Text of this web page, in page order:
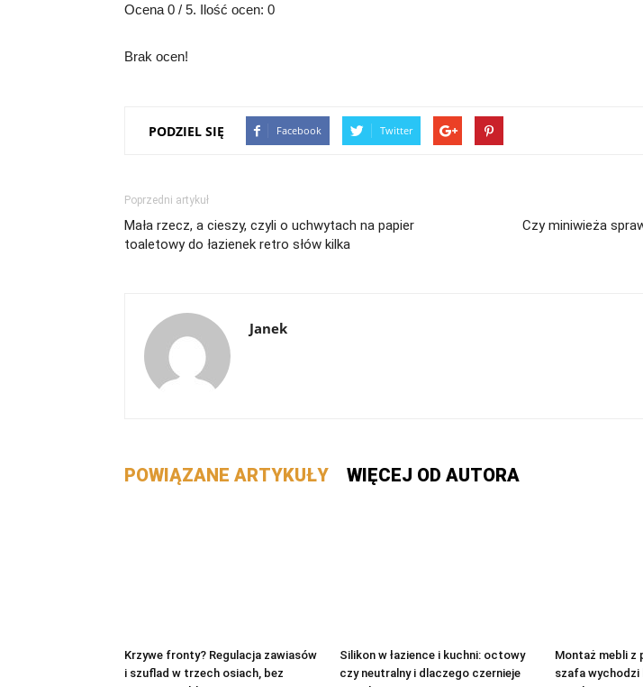
Ocena 0 / 5. Ilość ocen: 0
Brak ocen!
PODZIEL SIĘ Facebook Twitter
Poprzedni artykuł
Mała rzecz, a cieszy, czyli o uchwytach na papier
toaletowy do łazienek retro słów kilka
Czy miniwieża
Janek
POWIĄZANE ARTYKUŁY WIĘCEJ OD AUTORA
Krzywe fronty? Regulacja zawiasów
i szuflad w trzech osiach, bez
Silikon w łazience i kuchni: octowy
czy neutralny i dlaczego czernieje
Montaż mebli z
szafa wychodzi